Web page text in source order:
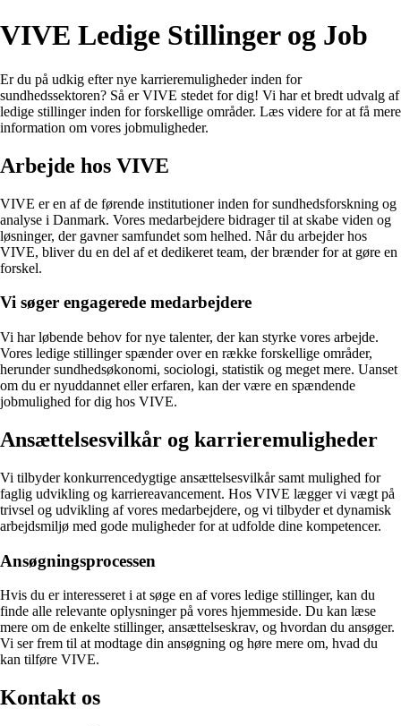
VIVE Ledige Stillinger og Job
Er du på udkig efter nye karrieremuligheder inden for
sundhedssektoren? Så er VIVE stedet for dig! Vi har et bredt udvalg af
ledige stillinger inden for forskellige områder. Læs videre for at få mere
information om vores jobmuligheder.
Arbejde hos VIVE
VIVE er en af de førende institutioner inden for sundhedsforskning og
analyse i Danmark. Vores medarbejdere bidrager til at skabe viden og
løsninger, der gavner samfundet som helhed. Når du arbejder hos
VIVE, bliver du en del af et dedikeret team, der brænder for at gøre en
forskel.
Vi søger engagerede medarbejdere
Vi har løbende behov for nye talenter, der kan styrke vores arbejde.
Vores ledige stillinger spænder over en række forskellige områder,
herunder sundhedsøkonomi, sociologi, statistik og meget mere. Uanset
om du er nyuddannet eller erfaren, kan der være en spændende
jobmulighed for dig hos VIVE.
Ansættelsesvilkår og karrieremuligheder
Vi tilbyder konkurrencedygtige ansættelsesvilkår samt mulighed for
faglig udvikling og karriereavancement. Hos VIVE lægger vi vægt på
trivsel og udvikling af vores medarbejdere, og vi tilbyder et dynamisk
arbejdsmiljø med gode muligheder for at udfolde dine kompetencer.
Ansøgningsprocessen
Hvis du er interesseret i at søge en af vores ledige stillinger, kan du
finde alle relevante oplysninger på vores hjemmeside. Du kan læse
mere om de enkelte stillinger, ansættelseskrav, og hvordan du ansøger.
Vi ser frem til at modtage din ansøgning og høre mere om, hvad du
kan tilføre VIVE.
Kontakt os